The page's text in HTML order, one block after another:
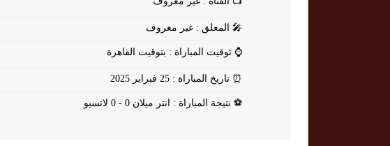
🎤 المعلق : غير معروف
⌚ توقيت المباراة : بتوقيت القاهرة
⏰ تاريخ المباراة : 25 فبراير 2025
⚽ نتيجة المباراة : انتر ميلان 0 - 0 لاتسيو